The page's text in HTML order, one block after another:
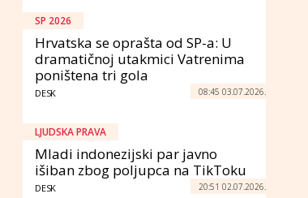
SP 2026
Hrvatska se oprašta od SP-a: U
dramatičnoj utakmici Vatrenima
poništena tri gola
DESK 08:45 03.07.2026.
LJUDSKA PRAVA
Mladi indonezijski par javno
išiban zbog poljupca na TikToku
DESK 20:51 02.07.2026.